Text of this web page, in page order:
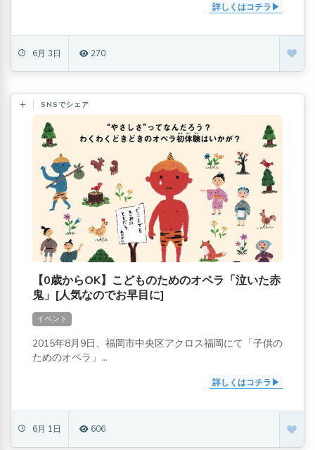
詳しくはコチラ
6月 3日 270
SNSでシェア
【0歳からOK】こどものためのオペラ「泣いた赤
鬼」[人気なのでお早目に]
イベント
2015年8月9日、福岡市中央区アクロス福岡にて「子供の
ためのオペラ」...
詳しくはコチラ
6月 1日 606